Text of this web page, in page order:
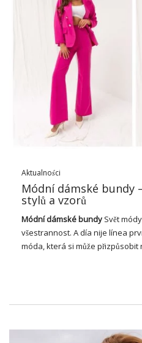
Historie elegantních dam sahá
popularita a postupem času se
století, kdy byly prodány
vestavěné bundy a sukně
používány hlavně v oblasti
dámská móda
vyvíjela,
symbolem elegance a prestiže
století, v období tzv.
které se staly icem té a řovaly
Dámská elegantní sada
Aktualności
Módní dámské bundy
stylů a vzorů
Módnídámské bundy Svět
všestrannost. A día nije línea
móda, která si může přizpůsobit
moderní ženy.